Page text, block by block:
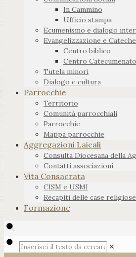
In Cammino
Ufficio stampa
Ecumenismo e dialogo
Evangelizzazione e
Centro biblico
Centro Catecumenato
Tutela minori
Dialogo e cultura
Parrocchie
Territorio
Comunità parrocchiali
Parrocchie
Mappa parrocchie
Aggregazioni Laicali
Consulta Diocesana della
Contatti associazioni
Vita Consacrata
CISM e USMI
Recapiti delle case
Formazione
✕